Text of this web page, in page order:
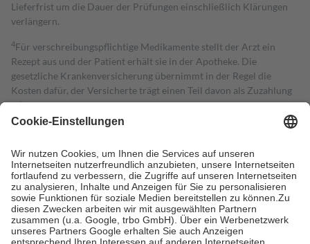
Lieferfrist um die Dauer der Prüfungen einschließlich Klärungen
verlängern.
4Für verschreibungspflichtige Medikamente stellt der Arzt ein
Rezept aus und der Patient erhält sie in der Apotheke. Die
gesetzliche Krankenversicherung übernimmt in der Regel die
Kosten dafür, der Versicherte trägt einen Teil davon als Zuzahlung
mit.
Grundsätzlich leisten Mitglieder Zuzahlungen in Höhe von zehn
höchstens zehn Euro.
Es sind jedoch nie mehr als die tatsächlichen
Kosten der Leistung zu entrichten.
Diese Regeln gelten grundsätzlich auch für Online-Apotheken.
Bei Heilmitteln und häuslicher Krankenpflege beträgt die
Zuzahlung zehn Prozent der Kosten sowie zehn Euro je
Verordnung.
Um das Engagement der Versicherten für ihre eigene Gesundheit zu